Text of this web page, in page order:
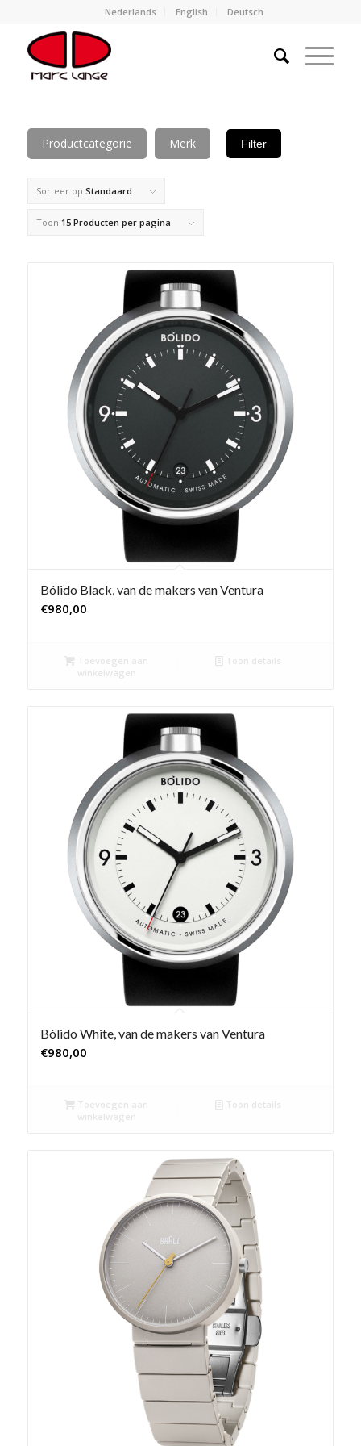
Nederlands English Deutsch
Productcategorie Merk Filter
Sorteer op Standaard
Toon 15 Producten per pagina
Bólido Black, van de makers van Ventura
€980,00
Toevoegen aan
winkelwagen
Toon details
Bólido White, van de makers van Ventura
€980,00
Toevoegen aan
winkelwagen
Toon details